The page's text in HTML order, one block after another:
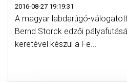
2016-08-27 19:19:31
A magyar labdarúgó-
Bernd Storck edzői
keretével készül a Fe...